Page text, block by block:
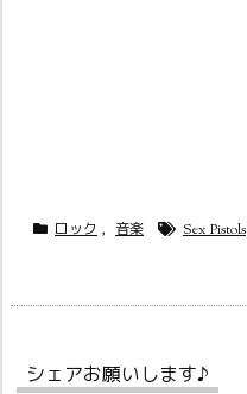
ロック , 音楽 Sex Pistols
シェアお願いします♪